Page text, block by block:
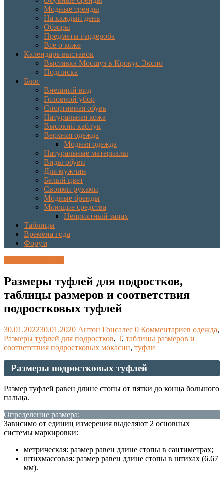
Модные тренды
На каждый день
Обзоры
Предметы гардероба
Все о коже
Календарь выставок
Выставка Мосшуз в Крокус Экспо
Подписка
Блог
Внешний вид
Головной убор
Спортивная обувь
Натуральная кожа
Высокий каблук
Верхняя одежда
Модная одежда
Натуральные материалы
Виды обуви
Для мужчин
Белый цвет
Своими руками
Модные бренды
Моющие средства
Неприятный запах
Таблицы
Времена года
Форум
Размеры туфлей для подростков,
таблицы размеров и соответствия
подростковых туфлей
30.01.202230.01.2020 Антон Гонсалес 0 Комментариев одежда,
Размеры туфлей для подростков, Т, таблицы размеров и
соответствия подростковых мокасин, туфли
Размеры подростковых туфлей
Размер туфлей равен длине стопы от пятки до конца большого
пальца.
Определение размера:
Зависимо от единиц измерения выделяют 2 основных
системы маркировки:
метрическая: размер равен длине стопы в сантиметрах;
штихмассовая: размер равен длине стопы в штихах (6.67
мм).